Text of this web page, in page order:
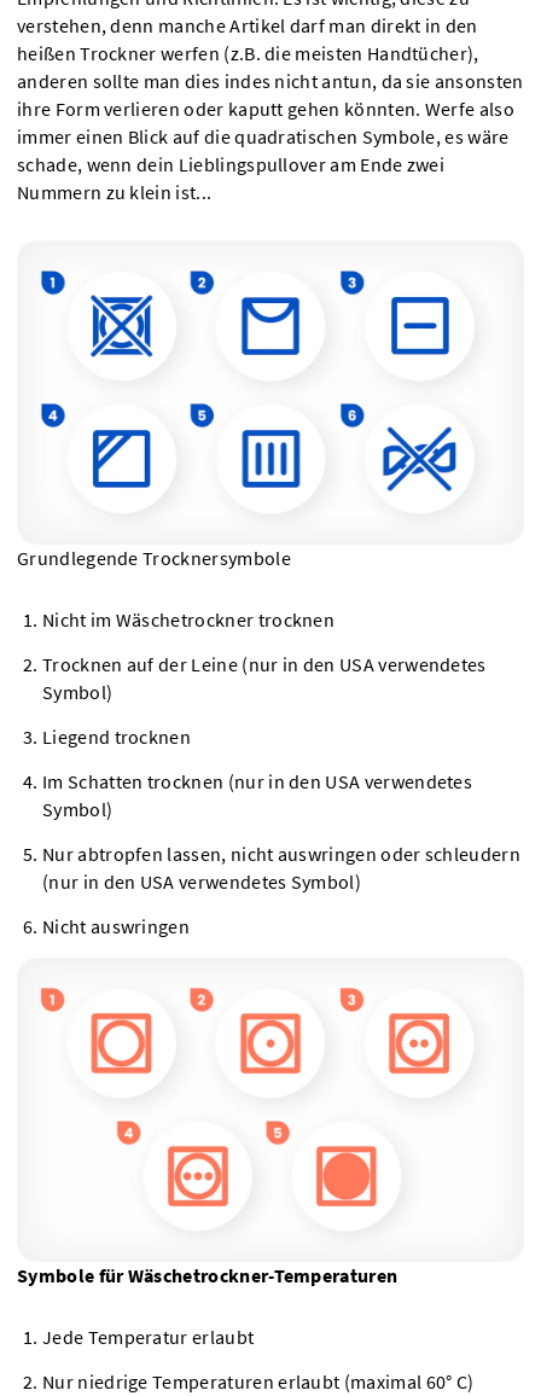
verstehen, denn manche Artikel darf man direkt in den
heißen Trockner werfen (z.B. die meisten Handtücher),
anderen sollte man dies indes nicht antun, da sie ansonsten
ihre Form verlieren oder kaputt gehen könnten. Werfe also
immer einen Blick auf die quadratischen Symbole, es wäre
schade, wenn dein Lieblingspullover am Ende zwei
Nummern zu klein ist...
Grundlegende Trocknersymbole
Nicht im Wäschetrockner trocknen
Trocknen auf der Leine (nur in den USA verwendetes
Symbol)
Liegend trocknen
Im Schatten trocknen (nur in den USA verwendetes
Symbol)
Nur abtropfen lassen, nicht auswringen oder schleudern
(nur in den USA verwendetes Symbol)
Nicht auswringen
Symbole für Wäschetrockner-Temperaturen
Jede Temperatur erlaubt
Nur niedrige Temperaturen erlaubt (maximal 60° C)